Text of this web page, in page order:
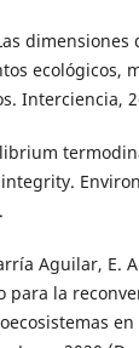
dimensiones
ecológicos,
Interciencia,
Aguilar, E.
para la
en